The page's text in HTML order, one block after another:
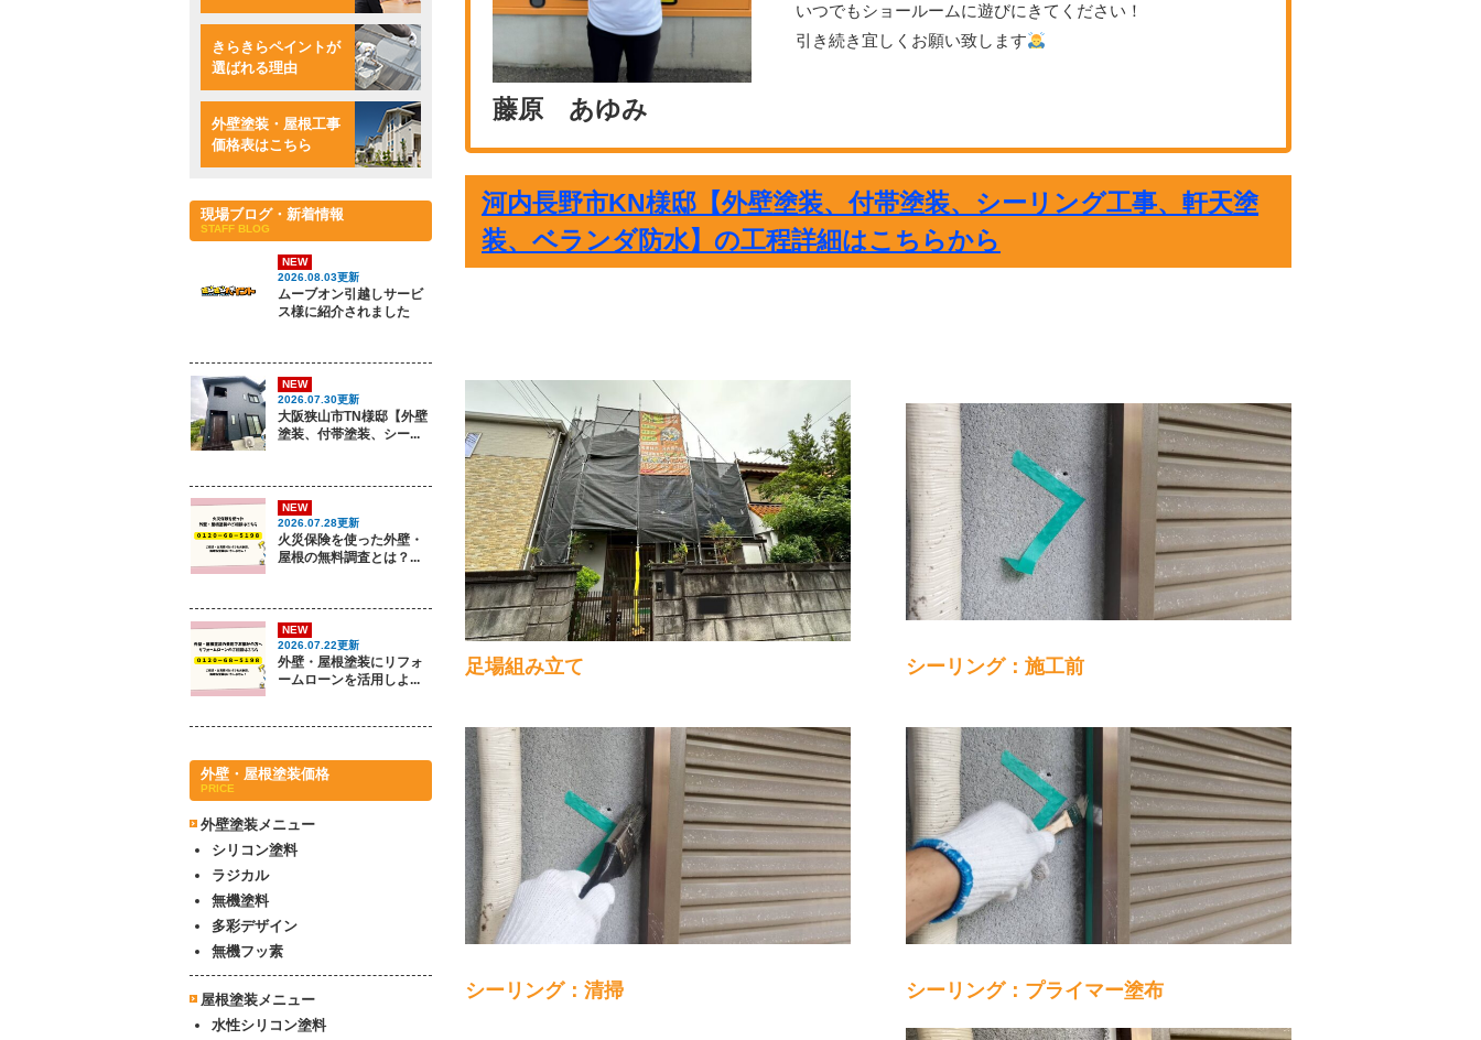
藤原 あゆみ
いつでもショールームに遊びにきてください！
引き続き宜しくお願い致します
河内長野市KN様邸【外壁塗装、付帯塗装、シーリング工事、軒天塗
装、ベランダ防水】の工程詳細はこちらから
足場組み立て シーリング：施工前
シーリング：清掃 シーリング：プライマー塗布
きらきらペイントが
選ばれる理由
外壁塗装・屋根工事
価格表はこちら
現場ブログ・新着情報
STAFF BLOG
NEW
2026.08.03更新
ムーブオン引越しサービ
ス様に紹介されました
NEW
2026.07.30更新
大阪狭山市TN様邸【外壁
塗装、付帯塗装、シー...
NEW
2026.07.28更新
火災保険を使った外壁・
屋根の無料調査とは？...
NEW
2026.07.22更新
外壁・屋根塗装にリフォ
ームローンを活用しよ...
外壁・屋根塗装価格
PRICE
外壁塗装メニュー
シリコン塗料
ラジカル
無機塗料
多彩デザイン
無機フッ素
屋根塗装メニュー
水性シリコン塗料